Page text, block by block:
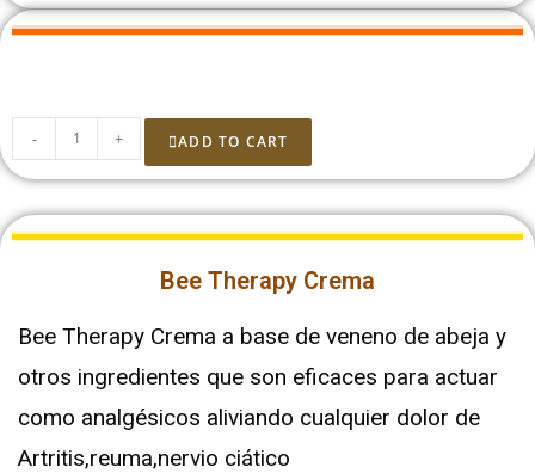
- + ADD TO CART
Bee Therapy Crema
Bee Therapy Crema a base de veneno de abeja y
otros ingredientes que son eficaces para actuar
como analgésicos aliviando cualquier dolor de
Artritis,reuma,nervio ciático